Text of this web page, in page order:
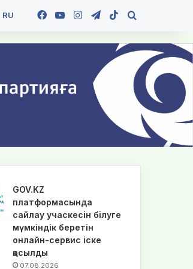
RU Facebook
YouTubeInstagramTelegram
TikTok
GOV.KZ
платформасында
сайлау учаскесін білуге
мүмкіндік беретін
онлайн-сервис іске
қосылды
07.08.2026